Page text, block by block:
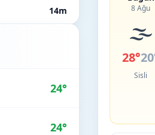
14m
24°
24°
8 Ağu
🌫️
28°
Sisli